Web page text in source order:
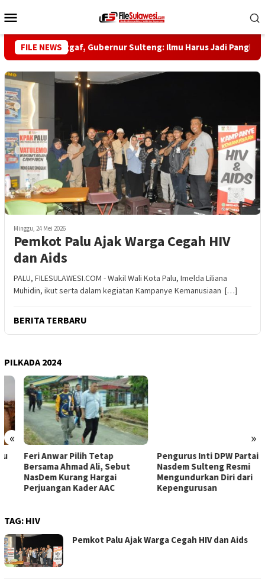
ke
Mobile
FILE NEWS
5 Habib Saggaf, Gubernur Sulteng: Ilmu Harus Jadi Panglima
Minggu, 24 Mei 2026
Pemkot Palu Ajak Warga Cegah HIV
dan Aids
PALU, FILESULAWESI.COM - Wakil Wali Kota Palu, Imelda Liliana
Muhidin, ikut serta dalam kegiatan Kampanye Kemanusiaan […]
BERITA TERBARU
PILKADA 2024
« »
Feri Anwar Pilih Tetap
Bersama Ahmad Ali, Sebut
NasDem Kurang Hargai
Perjuangan Kader AAC
Pengurus Inti DPW Partai
Nasdem Sulteng Resmi
Mengundurkan Diri dari
Kepengurusan
TAG: HIV
Pemkot Palu Ajak Warga Cegah HIV dan Aids